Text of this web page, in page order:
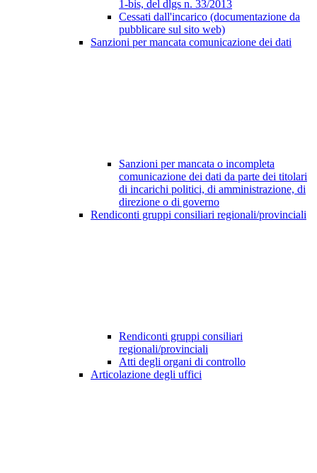
1-bis, del dlgs n. 33/2013
Cessati dall'incarico (documentazione da
pubblicare sul sito web)
Sanzioni per mancata comunicazione dei dati
Sanzioni per mancata o incompleta
comunicazione dei dati da parte dei titolari
di incarichi politici, di amministrazione, di
direzione o di governo
Rendiconti gruppi consiliari regionali/provinciali
Rendiconti gruppi consiliari
regionali/provinciali
Atti degli organi di controllo
Articolazione degli uffici